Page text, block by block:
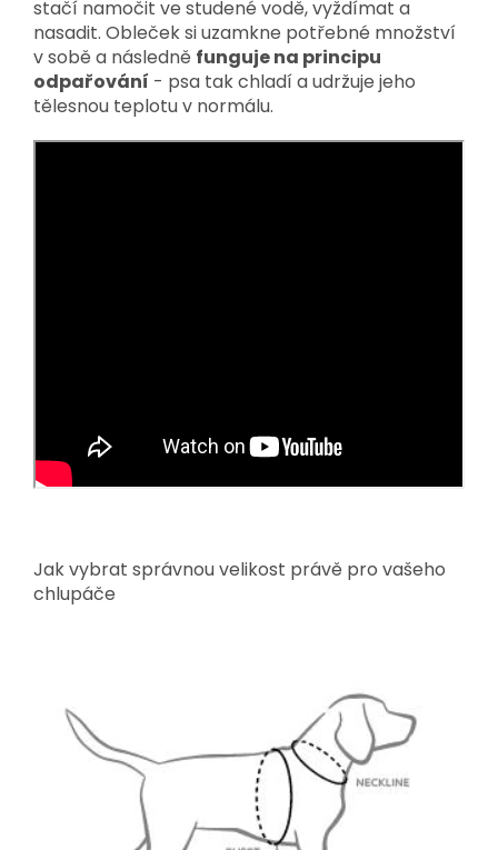
stačí namočit ve studené vodě, vyždímat a
nasadit. Obleček si uzamkne potřebné množství
v sobě a následně funguje na principu
odpařování - psa tak chladí a udržuje jeho
tělesnou teplotu v normálu.
Jak vybrat správnou velikost právě pro vašeho
chlupáče